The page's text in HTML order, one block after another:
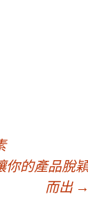
你的產品脫
而出 →